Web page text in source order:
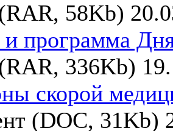
58Kb)
программа
336Kb)
скорой
(DOC, 31Kb)